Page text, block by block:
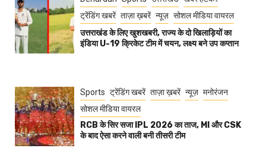
ट्रेंडिंग खबरें ताज़ा ख़बरें न्यूज़ सोशल मीडिया वायरल
उत्तराखंड के लिए खुशखबरी, राज्य के दो खिलाड़ियों का
इंडिया U-19 क्रिकेट टीम में चयन, लक्ष्य बने उप कप्तान
Sports ट्रेंडिंग खबरें ताज़ा ख़बरें न्यूज़ मनोरंजन
सोशल मीडिया वायरल
RCB के सिर सजा IPL 2026 का ताज, MI और CSK
के बाद ऐसा करने वाली बनी तीसरी टीम